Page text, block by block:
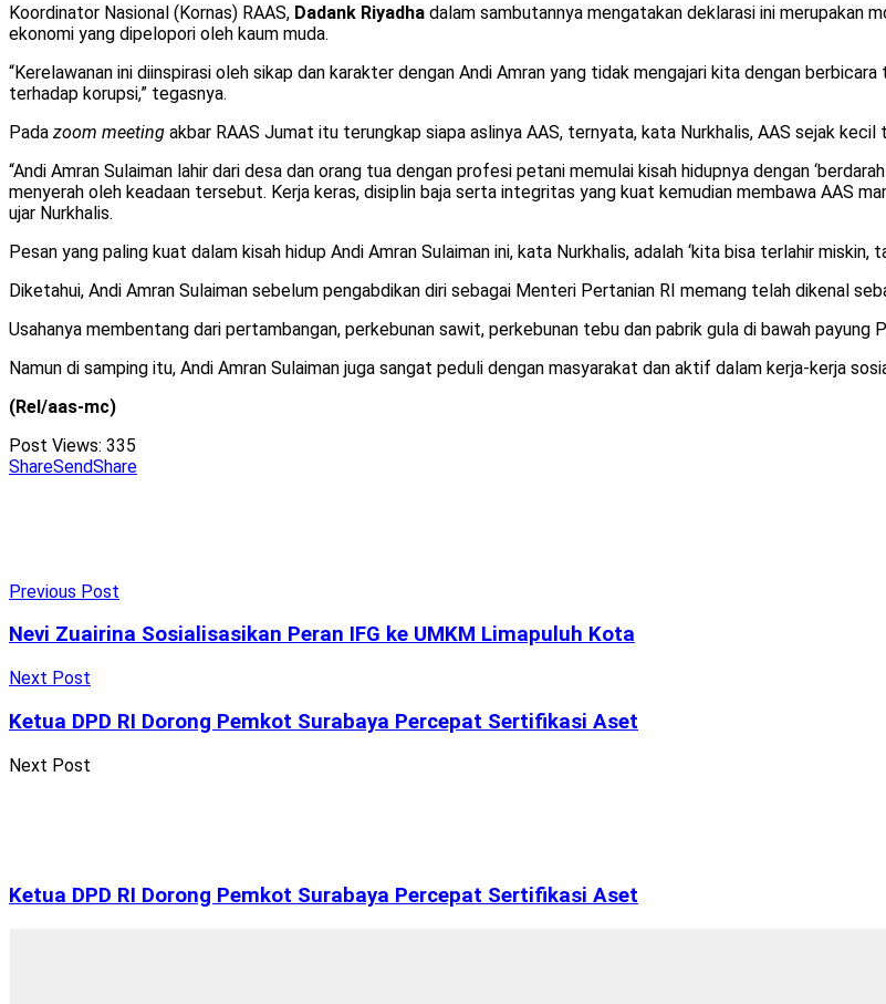
Koordinator Nasional (Kornas) RAAS, Dadank Riyadha dalam sambutannya mengatakan deklarasi ini merupakan
ekonomi yang dipelopori oleh kaum muda.
“Kerelawanan ini diinspirasi oleh sikap dan karakter dengan Andi Amran yang tidak mengajari kita dengan
terhadap korupsi,” tegasnya.
Pada zoom meeting akbar RAAS Jumat itu terungkap siapa aslinya AAS, ternyata, kata Nurkhalis, AAS sejak kecil
“Andi Amran Sulaiman lahir dari desa dan orang tua dengan profesi petani memulai kisah hidupnya dengan
menyerah oleh keadaan tersebut. Kerja keras, disiplin baja serta integritas yang kuat kemudian membawa AAS
ujar Nurkhalis.
Pesan yang paling kuat dalam kisah hidup Andi Amran Sulaiman ini, kata Nurkhalis, adalah ‘kita bisa terlahir miskin,
Diketahui, Andi Amran Sulaiman sebelum pengabdikan diri sebagai Menteri Pertanian RI memang telah dikenal
Usahanya membentang dari pertambangan, perkebunan sawit, perkebunan tebu dan pabrik gula di bawah payung
Namun di samping itu, Andi Amran Sulaiman juga sangat peduli dengan masyarakat dan aktif dalam kerja-kerja
(Rel/aas-mc)
Post Views: 335
ShareSendShare
Previous Post
Nevi Zuairina Sosialisasikan Peran IFG ke UMKM Limapuluh Kota
Next Post
Ketua DPD RI Dorong Pemkot Surabaya Percepat Sertifikasi Aset
Next Post
Ketua DPD RI Dorong Pemkot Surabaya Percepat Sertifikasi Aset